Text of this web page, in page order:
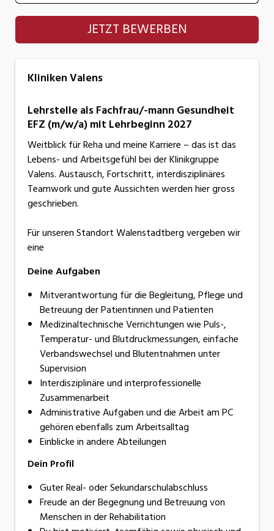
Kliniken Valens
JETZT BEWERBEN
Kliniken Valens
Lehrstelle als Fachfrau/-mann Gesundheit
EFZ (m/w/a) mit Lehrbeginn 2027
Weitblick für Reha und meine Karriere – das ist das
Lebens- und Arbeitsgefühl bei der Klinikgruppe
Valens. Austausch, Fortschritt, interdisziplinäres
Teamwork und gute Aussichten werden hier gross
geschrieben.
Für unseren Standort Walenstadtberg vergeben wir
eine
Deine Aufgaben
Mitverantwortung für die Begleitung, Pflege und
Betreuung der Patientinnen und Patienten
Medizinaltechnische Verrichtungen wie Puls-,
Temperatur- und Blutdruckmessungen, einfache
Verbandswechsel und Blutentnahmen unter
Supervision
Interdisziplinäre und interprofessionelle
Zusammenarbeit
Administrative Aufgaben und die Arbeit am PC
gehören ebenfalls zum Arbeitsalltag
Einblicke in andere Abteilungen
Dein Profil
Guter Real- oder Sekundarschulabschluss
Freude an der Begegnung und Betreuung von
Menschen in der Rehabilitation